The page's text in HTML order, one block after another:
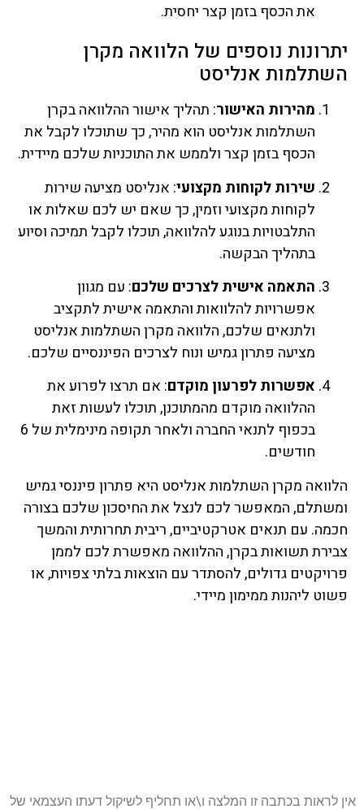
את הכסף בזמן קצר יחסית.
יתרונות נוספים של הלוואה מקרן
השתלמות אנליסט
מהירות האישור: תהליך אישור ההלוואה בקרן
השתלמות אנליסט הוא מהיר, כך שתוכלו לקבל את
הכסף בזמן קצר ולממש את התוכניות שלכם מיידית.
שירות לקוחות מקצועי: אנליסט מציעה שירות
לקוחות מקצועי וזמין, כך שאם יש לכם שאלות או
התלבטויות בנוגע להלוואה, תוכלו לקבל תמיכה וסיוע
בתהליך הבקשה.
התאמה אישית לצרכים שלכם: עם מגוון
אפשרויות להלוואות והתאמה אישית לתקציב
ולתנאים שלכם, הלוואה מקרן השתלמות אנליסט
מציעה פתרון גמיש ונוח לצרכים הפיננסיים שלכם.
אפשרות לפרעון מוקדם: אם תרצו לפרוע את
ההלוואה מוקדם מהמתוכנן, תוכלו לעשות זאת
בכפוף לתנאי החברה ולאחר תקופה מינימלית של 6
חודשים.
הלוואה מקרן השתלמות אנליסט היא פתרון פיננסי גמיש
ומשתלם, המאפשר לכם לנצל את החיסכון שלכם בצורה
חכמה. עם תנאים אטרקטיביים, ריבית תחרותית והמשך
צבירת תשואות בקרן, ההלוואה מאפשרת לכם לממן
פרויקטים גדולים, להסתדר עם הוצאות בלתי צפויות, או
פשוט ליהנות ממימון מיידי.
אין לראות בכתבה זו המלצה ו\או תחליף לשיקול דעתו העצמאי של